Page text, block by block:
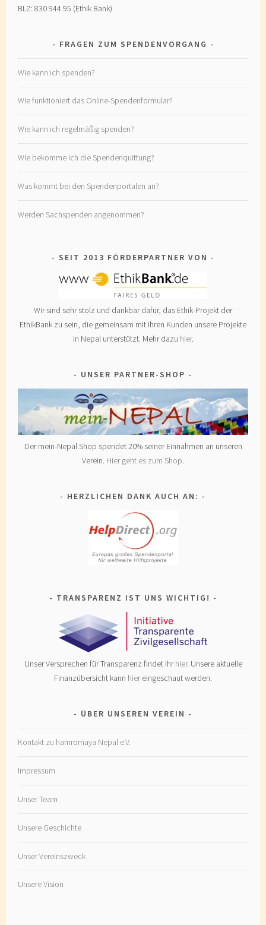
BLZ: 830 944 95 (Ethik Bank)
FRAGEN ZUM SPENDENVORGANG
Wie kann ich spenden?
Wie funktioniert das Online-Spendenformular?
Wie kann ich regelmäßig spenden?
Wie bekomme ich die Spendenquittung?
Was kommt bei den Spendenportalen an?
Werden Sachspenden angenommen?
SEIT 2013 FÖRDERPARTNER VON
Wir sind sehr stolz und dankbar dafür, das Ethik-Projekt der
EthikBank zu sein, die gemeinsam mit ihren Kunden unsere Projekte
in Nepal unterstützt. Mehr dazu hier.
UNSER PARTNER-SHOP
Der mein-Nepal Shop spendet 20% seiner Einnahmen an unseren
Verein. Hier geht es zum Shop.
HERZLICHEN DANK AUCH AN:
TRANSPARENZ IST UNS WICHTIG!
Unser Versprechen für Transparenz findet Ihrhier. Unsere aktuelle
Finanzübersicht kann hiereingeschaut werden.
ÜBER UNSEREN VEREIN
Kontakt zu hamromaya Nepal e.V.
Impressum
Unser Team
Unsere Geschichte
Unser Vereinszweck
Unsere Vision